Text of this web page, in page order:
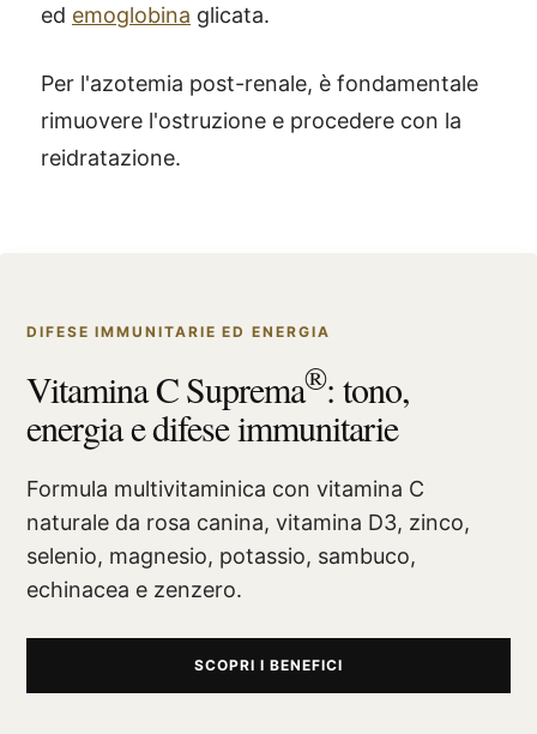
ed emoglobina glicata.
Per l'azotemia post-renale, è fondamentale
rimuovere l'ostruzione e procedere con la
reidratazione.
DIFESE IMMUNITARIE ED ENERGIA
Vitamina C Suprema®: tono,
energia e difese immunitarie
Formula multivitaminica con vitamina C
naturale da rosa canina, vitamina D3, zinco,
selenio, magnesio, potassio, sambuco,
echinacea e zenzero.
SCOPRI I BENEFICI